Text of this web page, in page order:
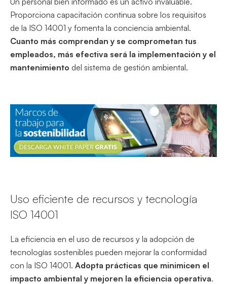
Proporciona capacitación continua sobre los requisitos
de la ISO 14001 y fomenta la conciencia ambiental.
Cuanto más comprendan y se comprometan tus
empleados, más efectiva será la implementación y el
mantenimiento del sistema de gestión ambiental.
Uso eficiente de recursos y tecnología
ISO 14001
La eficiencia en el uso de recursos y la adopción de
tecnologías sostenibles pueden mejorar la conformidad
con la ISO 14001. Adopta prácticas que minimicen el
impacto ambiental y mejoren la eficiencia operativa.